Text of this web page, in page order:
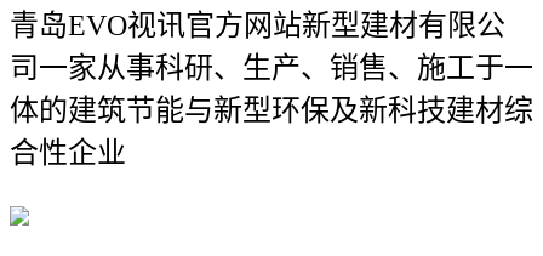
青岛EVO视讯官方网站新型建材有限公
司一家从事科研、生产、销售、施工于一
体的建筑节能与新型环保及新科技建材综
合性企业